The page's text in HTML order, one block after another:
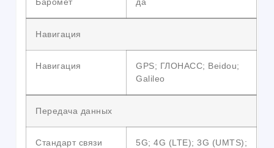
Навигация
Навигация
GPS; ГЛОНАСС; Beidou;
Galileo
Передача данных
Стандарт связи
5G; 4G (LTE); 3G (UMTS);